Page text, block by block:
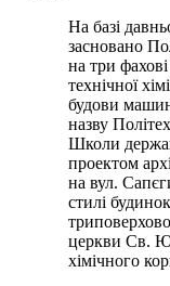
На базі
засновано
на три
технічної
будови
назву
Школи
проектом
на вул.
стилі
церкви Св.
хімічного